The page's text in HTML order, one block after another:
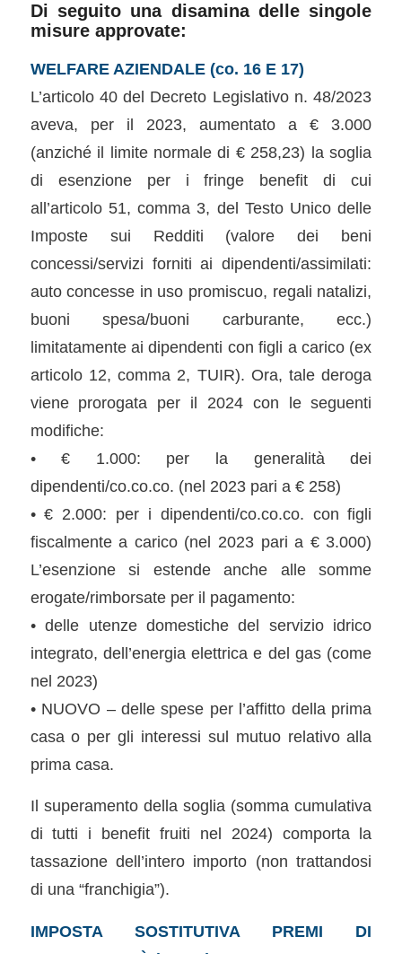
Di seguito una disamina delle singole
misure approvate:
WELFARE AZIENDALE (co. 16 E 17)
L’articolo 40 del Decreto Legislativo n. 48/2023
aveva, per il 2023, aumentato a € 3.000
(anziché il limite normale di € 258,23) la soglia
di esenzione per i fringe benefit di cui
all’articolo 51, comma 3, del Testo Unico delle
Imposte sui Redditi (valore dei beni
concessi/servizi forniti ai dipendenti/assimilati:
auto concesse in uso promiscuo, regali natalizi,
buoni spesa/buoni carburante, ecc.)
limitatamente ai dipendenti con figli a carico (ex
articolo 12, comma 2, TUIR). Ora, tale deroga
viene prorogata per il 2024 con le seguenti
modifiche:
• € 1.000: per la generalità dei
dipendenti/co.co.co. (nel 2023 pari a € 258)
• € 2.000: per i dipendenti/co.co.co. con figli
fiscalmente a carico (nel 2023 pari a € 3.000)
L’esenzione si estende anche alle somme
erogate/rimborsate per il pagamento:
• delle utenze domestiche del servizio idrico
integrato, dell’energia elettrica e del gas (come
nel 2023)
• NUOVO – delle spese per l’affitto della prima
casa o per gli interessi sul mutuo relativo alla
prima casa.
Il superamento della soglia (somma cumulativa
di tutti i benefit fruiti nel 2024) comporta la
tassazione dell’intero importo (non trattandosi
di una “franchigia”).
IMPOSTA SOSTITUTIVA PREMI DI